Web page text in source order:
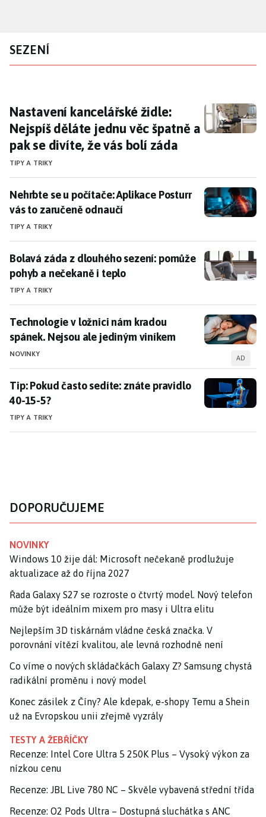
obsahu
SEZENÍ
Nastavení kancelářské židle: Nejspíš děláte
Nastavení kancelářské židle:
Nejspíš děláte jednu věc špatně a
pak se divíte, že vás bolí záda
TIPY A TRIKY
Nehrbte se u počítače: Aplikace Posturr vás to
Nehrbte se u počítače: Aplikace Posturr
vás to zaručeně odnaučí
TIPY A TRIKY
Bolavá záda z dlouhého sezení: pomůže pohyb a
Bolavá záda z dlouhého sezení: pomůže
pohyb a nečekaně i teplo
TIPY A TRIKY
Technologie v ložnici nám kradou spánek. Nejsou
Technologie v ložnici nám kradou
spánek. Nejsou ale jediným viníkem
NOVINKY AD
Tip: Pokud často sedíte: znáte pravidlo 40-15-5?
Tip: Pokud často sedíte: znáte pravidlo
40-15-5?
TIPY A TRIKY
DOPORUČUJEME
NOVINKY
Windows 10 žije dál: Microsoft nečekaně prodlužuje
aktualizace až do října 2027
Řada Galaxy S27 se rozroste o čtvrtý model. Nový telefon
může být ideálním mixem pro masy i Ultra elitu
Nejlepším 3D tiskárnám vládne česká značka. V
porovnání vítězí kvalitou, ale levná rozhodně není
Co víme o nových skládačkách Galaxy Z? Samsung chystá
radikální proměnu i nový model
Konec zásilek z Číny? Ale kdepak, e-shopy Temu a Shein
už na Evropskou unii zřejmě vyzrály
TESTY A ŽEBŘÍČKY
Recenze: Intel Core Ultra 5 250K Plus – Vysoký výkon za
nízkou cenu
Recenze: JBL Live 780 NC – Skvěle vybavená střední třída
Recenze: O2 Pods Ultra – Dostupná sluchátka s ANC